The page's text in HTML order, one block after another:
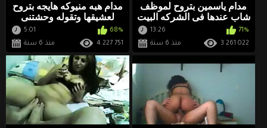
مدام هبه منيوكه هايجه بتروح
لعشيقها وتقوله وحشتنى
وزبرك وحشنى موت
5:01
68%
منذ 6 سنة
4 227 751
مدام ياسمين بتروح لموظف
شاب عندها فى الشركه البيت
13:26
71%
منذ 6 سنة
3 261 022